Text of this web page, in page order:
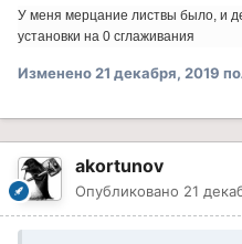
У меня мерцание листвы было, и
установки на 0 сглаживания
Изменено21 декабря, 2019
akortunov
Опубликовано 21